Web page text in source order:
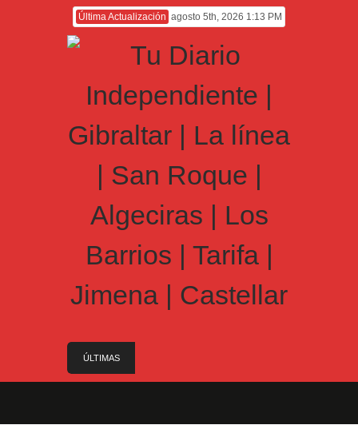
Última Actualización agosto 5th, 2026 1:13 PM
ÚLTIMAS